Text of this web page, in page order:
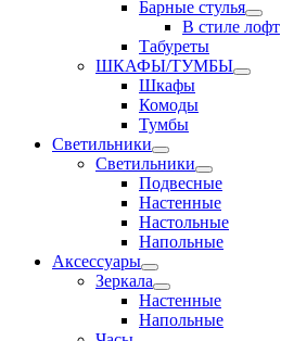
Барные стулья
В стиле лофт
Табуреты
ШКАФЫ/ТУМБЫ
Шкафы
Комоды
Тумбы
Светильники
Светильники
Подвесные
Настенные
Настольные
Напольные
Аксессуары
Зеркала
Настенные
Напольные